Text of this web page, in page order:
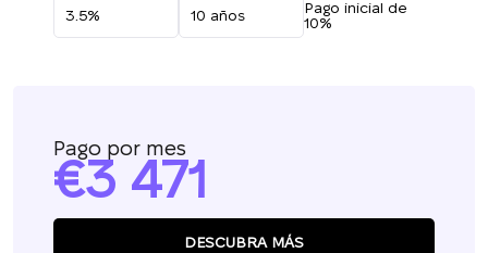
Pago inicial de
10%
Pago por mes
3 471
DESCUBRA MÁS